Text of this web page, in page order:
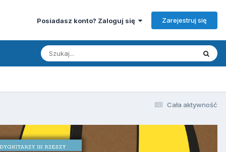
Posiadasz konto? Zaloguj się Zarejestruj się
Cała aktywność